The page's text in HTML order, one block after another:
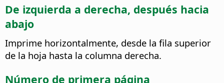
De izquierda a derecha, después hacia
abajo
Imprime horizontalmente, desde la fila superior
de la hoja hasta la columna derecha.
Número de primera página